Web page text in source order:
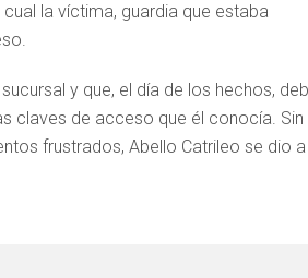
la víctima, guardia que estaba
y que, el día de los hechos,
claves de acceso que él conocía. Sin
frustrados, Abello Catrileo se dio a